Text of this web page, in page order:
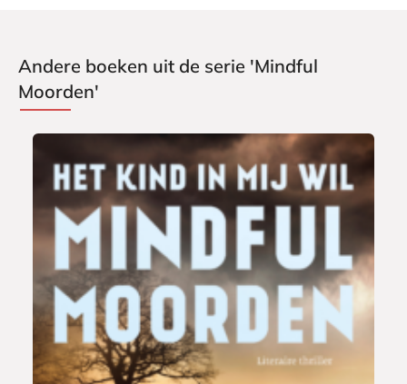
Andere boeken uit de serie 'Mindful
Moorden'